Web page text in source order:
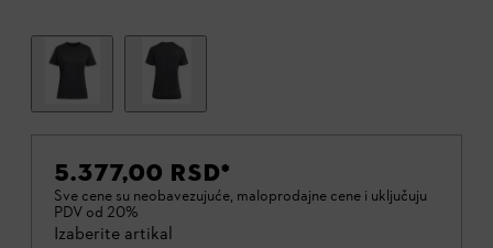
5.377,00 RSD*
Sve cene su neobavezujuće, maloprodajne cene i uključuju
PDV od 20%
Izaberite artikal